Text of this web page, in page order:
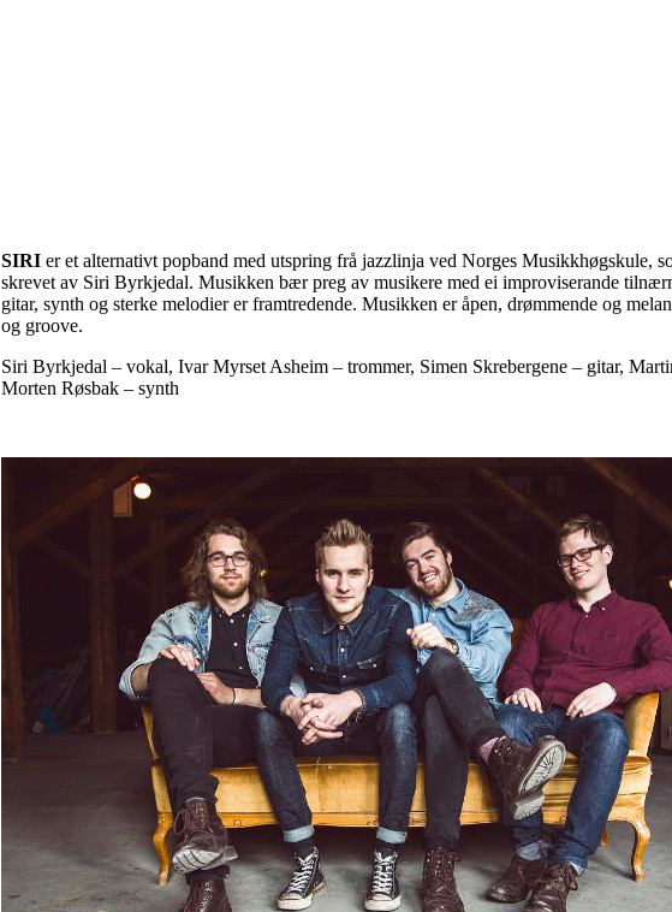
SIRI er et alternativt popband med utspring frå jazzlinja ved Norges Musikkhøgskule,
skrevet av Siri Byrkjedal. Musikken bær preg av musikere med ei improviserande
gitar, synth og sterke melodier er framtredende. Musikken er åpen, drømmende og
og groove.
Siri Byrkjedal – vokal, Ivar Myrset Asheim – trommer, Simen Skrebergene – gitar,
Morten Røsbak – synth